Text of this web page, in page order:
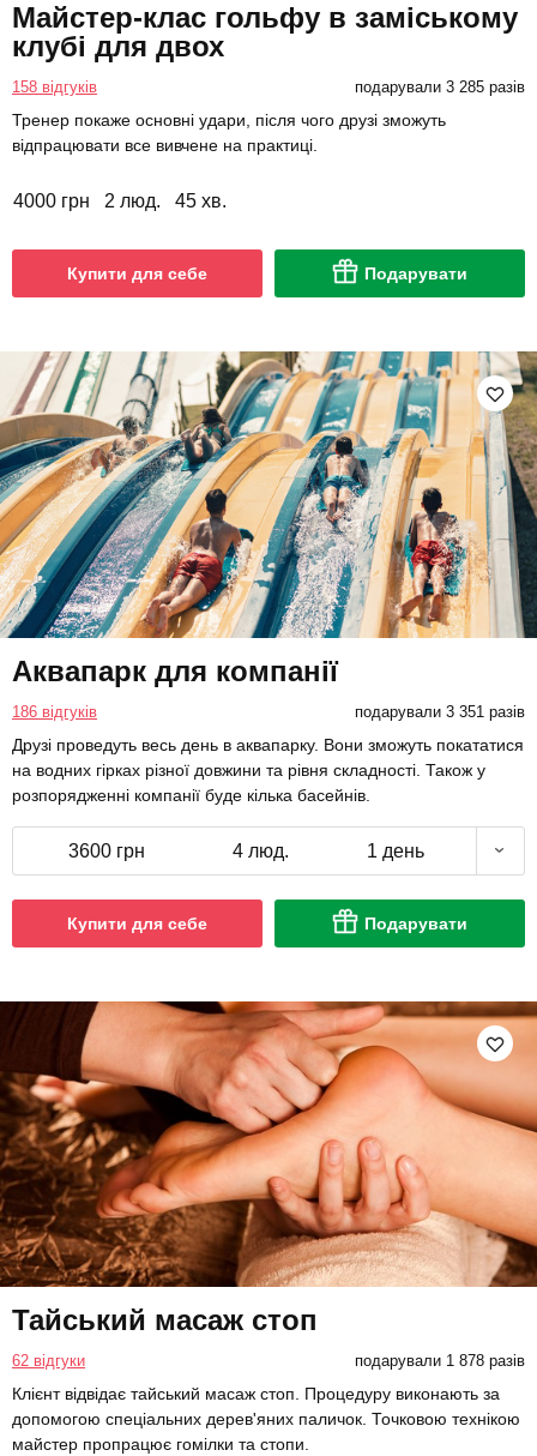
Майстер-клас гольфу в заміському
клубі для двох
158 відгуків подарували 3 285 разів
Тренер покаже основні удари, після чого друзі зможуть
відпрацювати все вивчене на практиці.
4000 грн 2 люд. 45 хв.
Купити для себе Подарувати
Аквапарк для компанії
186 відгуків подарували 3 351 разів
Друзі проведуть весь день в аквапарку. Вони зможуть покататися
на водних гірках різної довжини та рівня складності. Також у
розпорядженні компанії буде кілька басейнів.
3600 грн 4 люд. 1 день
Купити для себе Подарувати
Тайський масаж стоп
62 відгуки подарували 1 878 разів
Клієнт відвідає тайський масаж стоп. Процедуру виконають за
допомогою спеціальних дерев'яних паличок. Точковою технікою
майстер пропрацює гомілки та стопи.